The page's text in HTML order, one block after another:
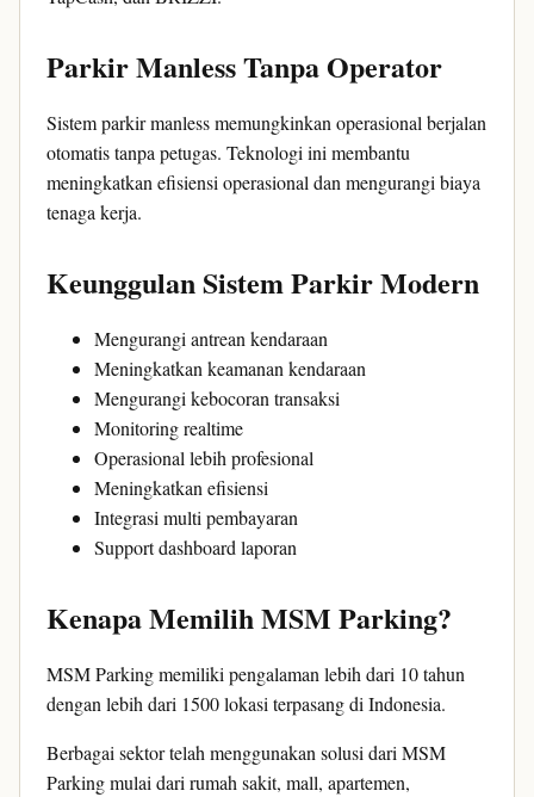
Parkir Manless Tanpa Operator
Sistem parkir manless memungkinkan operasional berjalan
otomatis tanpa petugas. Teknologi ini membantu
meningkatkan efisiensi operasional dan mengurangi biaya
tenaga kerja.
Keunggulan Sistem Parkir Modern
Mengurangi antrean kendaraan
Meningkatkan keamanan kendaraan
Mengurangi kebocoran transaksi
Monitoring realtime
Operasional lebih profesional
Meningkatkan efisiensi
Integrasi multi pembayaran
Support dashboard laporan
Kenapa Memilih MSM Parking?
MSM Parking memiliki pengalaman lebih dari 10 tahun
dengan lebih dari 1500 lokasi terpasang di Indonesia.
Berbagai sektor telah menggunakan solusi dari MSM
Parking mulai dari rumah sakit, mall, apartemen,